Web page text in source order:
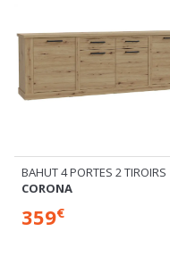
BAHUT 4 PORTES 2 TIROIRS
CORONA
359€